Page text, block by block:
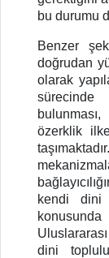
bu durumu
Benzer
doğrudan
olarak
özerklik
kendi dini
dini